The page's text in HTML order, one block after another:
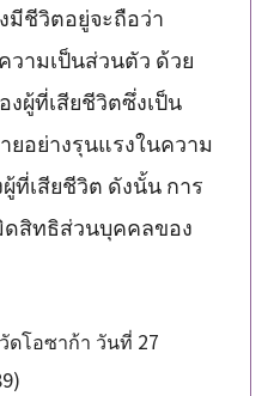
มีชีวิตอยู่จะถือว่า
วามเป็นส่วนตัว ด้วย
ผู้ที่เสียชีวิตซึ่งเป็น
ยอย่างรุนแรงในความ
ที่เสียชีวิต ดังนั้น การ
ดสิทธิส่วนบุคคลของ
โอซาก้า วันที่ 27